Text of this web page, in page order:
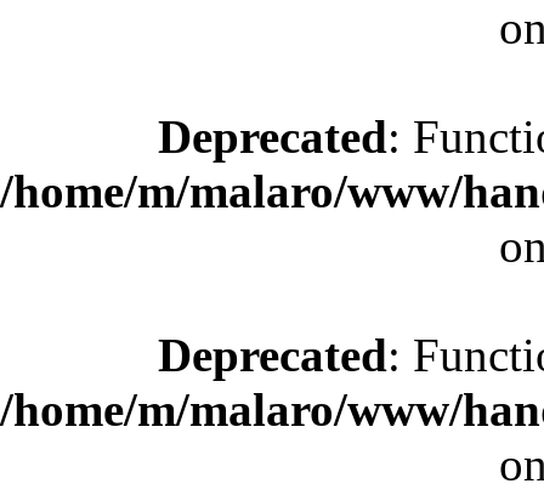
Deprecated:
/home/m/malaro/www/
Deprecated:
/home/m/malaro/www/